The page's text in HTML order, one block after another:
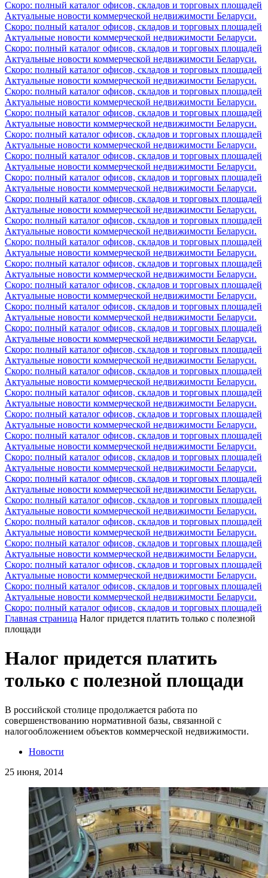
Скоро: полный каталог офисов, складов и торговых площадей
Актуальные новости коммерческой недвижимости Беларуси.
Скоро: полный каталог офисов, складов и торговых площадей
Актуальные новости коммерческой недвижимости Беларуси.
Скоро: полный каталог офисов, складов и торговых площадей
Актуальные новости коммерческой недвижимости Беларуси.
Скоро: полный каталог офисов, складов и торговых площадей
Актуальные новости коммерческой недвижимости Беларуси.
Скоро: полный каталог офисов, складов и торговых площадей
Актуальные новости коммерческой недвижимости Беларуси.
Скоро: полный каталог офисов, складов и торговых площадей
Актуальные новости коммерческой недвижимости Беларуси.
Скоро: полный каталог офисов, складов и торговых площадей
Актуальные новости коммерческой недвижимости Беларуси.
Скоро: полный каталог офисов, складов и торговых площадей
Актуальные новости коммерческой недвижимости Беларуси.
Скоро: полный каталог офисов, складов и торговых площадей
Актуальные новости коммерческой недвижимости Беларуси.
Скоро: полный каталог офисов, складов и торговых площадей
Актуальные новости коммерческой недвижимости Беларуси.
Скоро: полный каталог офисов, складов и торговых площадей
Актуальные новости коммерческой недвижимости Беларуси.
Скоро: полный каталог офисов, складов и торговых площадей
Актуальные новости коммерческой недвижимости Беларуси.
Скоро: полный каталог офисов, складов и торговых площадей
Актуальные новости коммерческой недвижимости Беларуси.
Скоро: полный каталог офисов, складов и торговых площадей
Актуальные новости коммерческой недвижимости Беларуси.
Скоро: полный каталог офисов, складов и торговых площадей
Актуальные новости коммерческой недвижимости Беларуси.
Скоро: полный каталог офисов, складов и торговых площадей
Актуальные новости коммерческой недвижимости Беларуси.
Скоро: полный каталог офисов, складов и торговых площадей
Актуальные новости коммерческой недвижимости Беларуси.
Скоро: полный каталог офисов, складов и торговых площадей
Актуальные новости коммерческой недвижимости Беларуси.
Скоро: полный каталог офисов, складов и торговых площадей
Актуальные новости коммерческой недвижимости Беларуси.
Скоро: полный каталог офисов, складов и торговых площадей
Актуальные новости коммерческой недвижимости Беларуси.
Скоро: полный каталог офисов, складов и торговых площадей
Актуальные новости коммерческой недвижимости Беларуси.
Скоро: полный каталог офисов, складов и торговых площадей
Актуальные новости коммерческой недвижимости Беларуси.
Скоро: полный каталог офисов, складов и торговых площадей
Актуальные новости коммерческой недвижимости Беларуси.
Скоро: полный каталог офисов, складов и торговых площадей
Актуальные новости коммерческой недвижимости Беларуси.
Скоро: полный каталог офисов, складов и торговых площадей
Актуальные новости коммерческой недвижимости Беларуси.
Скоро: полный каталог офисов, складов и торговых площадей
Актуальные новости коммерческой недвижимости Беларуси.
Скоро: полный каталог офисов, складов и торговых площадей
Актуальные новости коммерческой недвижимости Беларуси.
Скоро: полный каталог офисов, складов и торговых площадей
Актуальные новости коммерческой недвижимости Беларуси.
Скоро: полный каталог офисов, складов и торговых площадей
Главная страница Налог придется платить только с полезной
площади
Налог придется платить
только с полезной площади
В российской столице продолжается работа по
совершенствованию нормативной базы, связанной с
налогообложением объектов коммерческой недвижимости.
Новости
25 июня, 2014